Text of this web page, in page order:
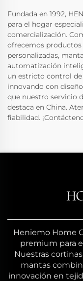
Fundada en 1992,
para el hogar
comercialización.
ofrecemos
personalizadas,
automatización
un estricto control
innovando con
que nuestro servicio
destaca en China.
fiabilidad.
Heniemo Home
premium para
Nuestras
mantas
innovación en